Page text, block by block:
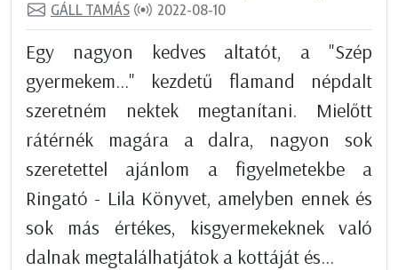
GÁLL TAMÁS 2022-08-10
Egy nagyon kedves altatót, a "Szép
gyermekem..." kezdetű flamand népdalt
szeretném nektek megtanítani. Mielőtt
rátérnék magára a dalra, nagyon sok
szeretettel ajánlom a figyelmetekbe a
Ringató - Lila Könyvet, amelyben ennek és
sok más értékes, kisgyermekeknek való
dalnak megtalálhatjátok a kottáját és...